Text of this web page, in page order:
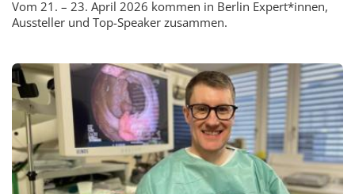
Vom 21. – 23. April 2026 kommen in Berlin Expert*innen,
Aussteller und Top-Speaker zusammen.